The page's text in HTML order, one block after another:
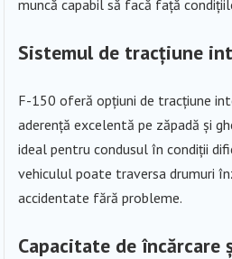
muncă capabil să facă față
Sistemul de tracțiune
F-150 oferă opțiuni de tracțiune
aderență excelentă pe zăpadă și
ideal pentru condusul în condiții
vehiculul poate traversa drumuri
accidentate fără probleme.
Capacitate de încărcare